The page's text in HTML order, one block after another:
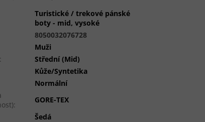
Turistické / trekové pánské
boty - mid, vysoké
8050032076728
Muži
:
Střední (Mid)
Kůže/Syntetika
Normální
:
GORE-TEX
Šedá